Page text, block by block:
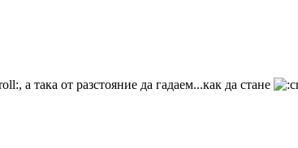
, а така от разстояние да гадаем...как да стане